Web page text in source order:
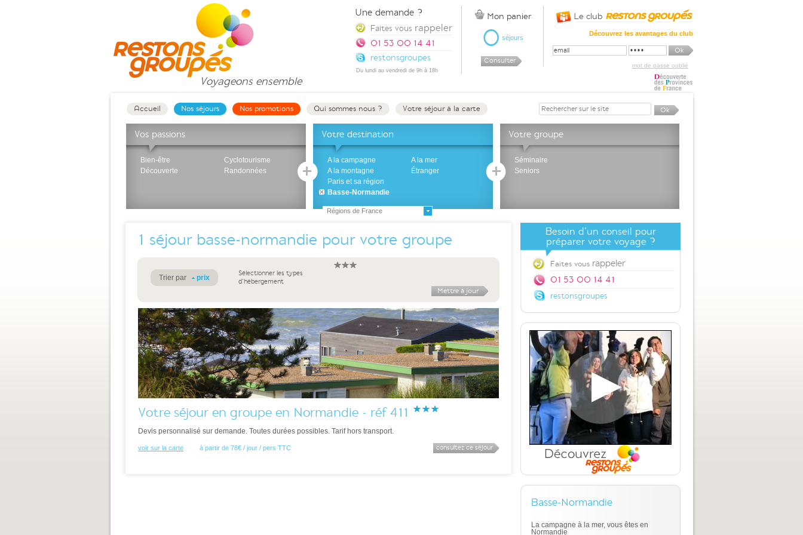
Voyageons ensemble
Accueil Nos séjours Nos promotions Qui sommes nous ? Votre séjour à la carte
Vos passions
Bien-être
Cyclotourisme
Découverte
Randonnées
Votre destination
A la campagne
A la mer
A la montagne
Étranger
Paris et sa région
Basse-Normandie
Régions de France
Votre groupe
Séminaire
Seniors
1 séjour basse-normandie pour votre groupe
Trier par prix
Sélectionner les types
d'hébergement
Votre séjour en groupe en Normandie - réf 411
Devis personnalisé sur demande. Toutes durées possibles. Tarif hors transport.
voir sur la carte à partir de 78€ / jour / pers TTC consultez ce séjour
Besoin d'un conseil pour
préparer votre voyage ?
Faites vous rappeler
01 53 00 14 41
restonsgroupes
Basse-Normandie
La campagne à la mer, vous êtes en
Normandie
Le club
Découvrez les avantages du club
mot de passe oublié
Mon panier
0 séjours
Consulter
Une demande ?
Faites vous rappeler
01 53 00 14 41
restonsgroupes
Du lundi au vendredi de 9h à 18h